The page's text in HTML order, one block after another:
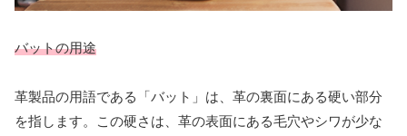
バットの用途
革製品の用語である「バット」は、革の裏面にある硬い部分
を指します。この硬さは、革の表面にある毛穴やシワが少な